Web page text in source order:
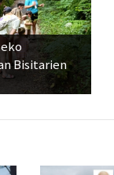
Bisitarien